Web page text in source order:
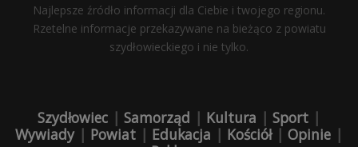
Najlepsze źródło informacji dla Ciebie i twojego regionu.
Rzetelne informacje przekazywane na bieżąco z powiatu
szydłowieckiego i nie tylko.
Szydłowiec | Samorząd | Kultura | Sport |
Wywiady| Powiat | Edukacja | Kościół| Opinie |